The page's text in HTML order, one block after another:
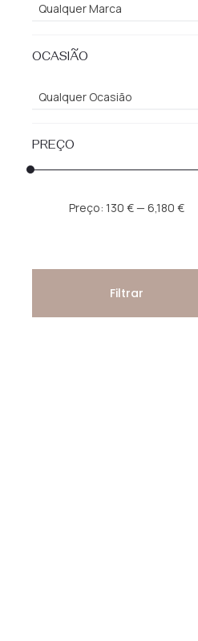
Qualquer Marca
OCASIÃO
Qualquer Ocasião
PREÇO
Preço
Preço
Filtrar
Preço: 130 €— 6,180 €